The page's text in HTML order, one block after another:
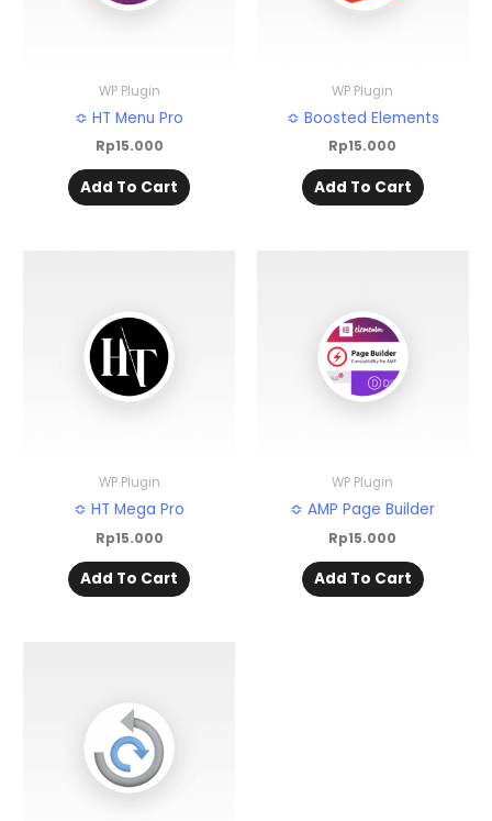
WP Plugin
≎ HT Menu Pro
Rp15.000
Add To Cart
WP Plugin
≎ Boosted Elements
Rp15.000
Add To Cart
WP Plugin
≎ HT Mega Pro
Rp15.000
Add To Cart
WP Plugin
≎ AMP Page Builder
Rp15.000
Add To Cart